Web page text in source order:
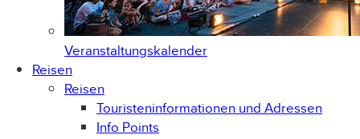
Veranstaltungskalender
Reisen
Reisen
Touristeninformationen und Adressen
Info Points